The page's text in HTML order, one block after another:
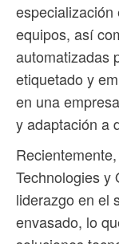
equipos, así
automatizadas
etiquetado y
en una
y adaptación a
Technologies y
liderazgo en el
envasado, lo